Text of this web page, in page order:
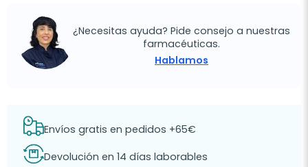
¿Necesitas ayuda? Pide consejo a nuestras
farmacéuticas.
Hablamos
Envíos gratis en pedidos +65€
Devolución en 14 días laborables